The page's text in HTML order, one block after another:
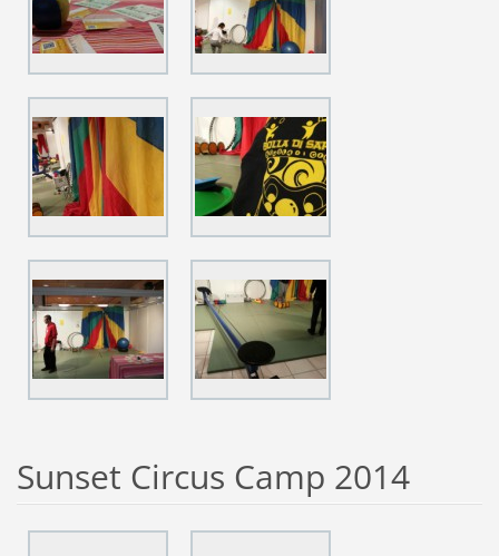
Sunset Circus Camp 2014